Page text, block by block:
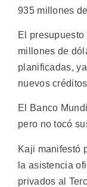
935 millones
El
millones de
planificadas,
nuevos
El Banco
pero no tocó
Kaji manifestó
la asistencia
privados al